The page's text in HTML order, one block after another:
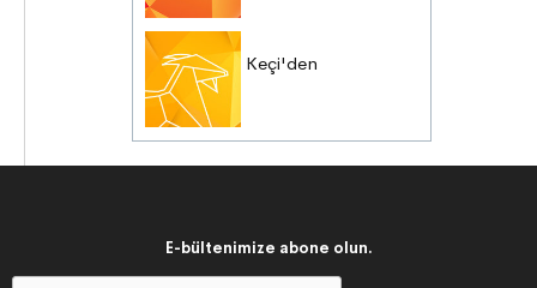
Keçi'den
E-bültenimize abone olun.